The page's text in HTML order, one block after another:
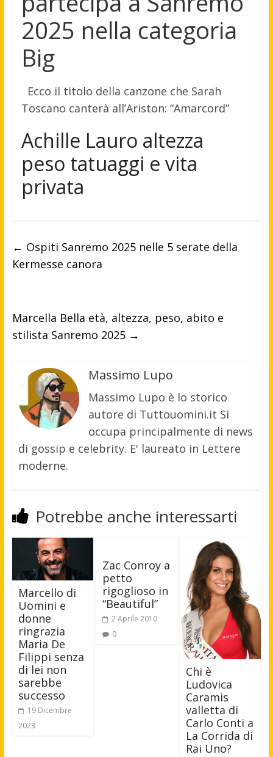
2025 nella categoria
Big
Ecco il titolo della canzone che Sarah
Toscano canterà all’Ariston: “Amarcord”
Achille Lauro altezza
peso tatuaggi e vita
privata
← Ospiti Sanremo 2025 nelle 5 serate della
Kermesse canora
Marcella Bella età, altezza, peso, abito e
stilista Sanremo 2025 →
Massimo Lupo
Massimo Lupo è lo storico
autore di Tuttouomini.it Si
occupa principalmente di news
di gossip e celebrity. E' laureato in Lettere
moderne.
Potrebbe anche interessarti
Marcello di
Uomini e
donne
ringrazia
Maria De
Filippi senza
di lei non
sarebbe
successo
19 Dicembre
2023
Zac Conroy a
petto
rigoglioso in
“Beautiful”
2 Aprile 2010
0
Chi è
Ludovica
Caramis
valletta di
Carlo Conti a
La Corrida di
Rai Uno?